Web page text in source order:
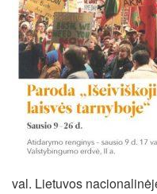
val. Lietuvos